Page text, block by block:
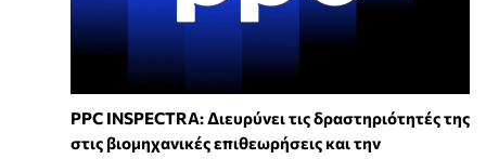
PPC INSPECTRA: Διευρύνει τις δραστηριότητές της
στις βιομηχανικές επιθεωρήσεις και την